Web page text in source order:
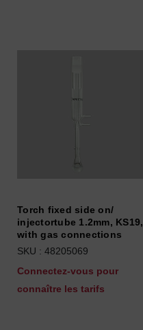
Torch fixed side on/
injectortube 1.2mm, KS19,
with gas connections
SKU : 48205069
Connectez-vous pour
connaître les tarifs